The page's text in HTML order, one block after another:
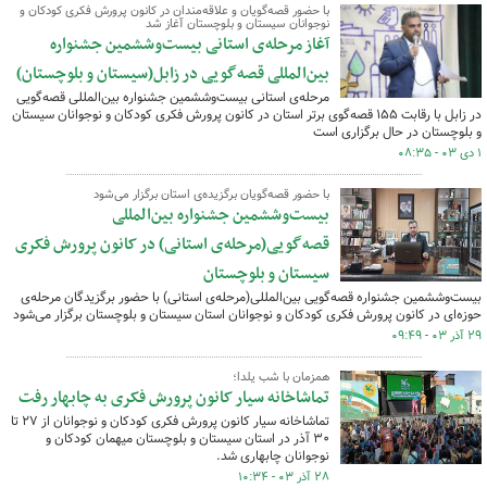
با حضور قصه‌گویان و علاقه‌مندان در کانون پرورش فکری کودکان و
نوجوانان سیستان و بلوچستان آغاز شد
آغاز مرحله‌ی استانی بیست‌وششمین جشنواره
بین‌المللی قصه‌گویی در زابل(سیستان و بلوچستان)
مرحله‌ی استانی بیست‌وششمین جشنواره بین‌المللی قصه‌گویی
در زابل با رقابت ۱۵۵ قصه‌گوی برتر استان در کانون پرورش فکری کودکان و نوجوانان سیستان
و بلوچستان در حال برگزاری است
۱ دی ۰۳ - ۰۸:۳۵
با حضور قصه‌گویان برگزیده‌ی استان برگزار می‌شود
بیست‌وششمین جشنواره بین‌المللی
قصه‌گویی(مرحله‌ی استانی) در کانون پرورش فکری
سیستان و بلوچستان
بیست‌وششمین جشنواره قصه‌گویی بین‌المللی(مرحله‌ی استانی) با حضور برگزیدگان مرحله‌ی
حوزه‌ای در کانون پرورش فکری کودکان و نوجوانان استان سیستان و بلوچستان برگزار می‌شود
۲۹ آذر ۰۳ - ۰۹:۴۹
همزمان با شب یلدا؛
تماشاخانه سیار کانون پرورش فکری به چابهار رفت
تماشاخانه سیار کانون پرورش فکری کودکان و نوجوانان از ۲۷ تا
۳۰ آذر در استان سیستان و بلوچستان میهمان کودکان و
نوجوانان چابهاری شد.
۲۸ آذر ۰۳ - ۱۰:۳۴